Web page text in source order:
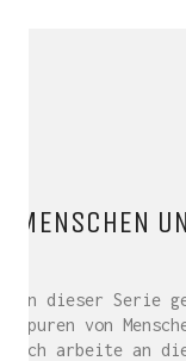
MENSCHEN
In dieser Serie
Spuren von
Ich arbeite an